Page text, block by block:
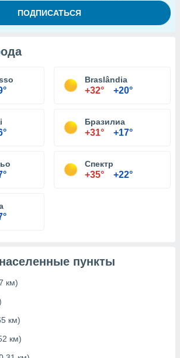
Braslândia
+32° +20°
Бразилиа
+31° +17°
Спектр
+35° +22°
пункты
км)
км)
км)